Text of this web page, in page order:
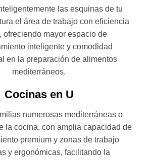
las esquinas de tu
el área de trabajo con eficiencia
ofreciendo mayor espacio de
inteligente y comodidad
en la preparación de alimentos
mediterráneos.
Cocinas en U
numerosas mediterráneas o
la cocina, con amplia capacidad de
premium y zonas de trabajo
y ergonómicas, facilitando la